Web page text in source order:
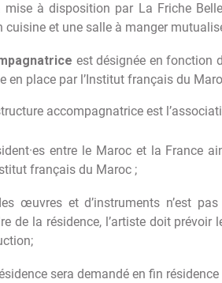
mise à disposition par La Friche
cuisine et une salle à manger
est désignée en fonction
en place par l’Institut français du
accompagnatrice est
entre le Maroc et la France
français du Maroc ;
œuvres et d’instruments n’est
de la résidence, l’artiste doit
sera demandé en fin résidence